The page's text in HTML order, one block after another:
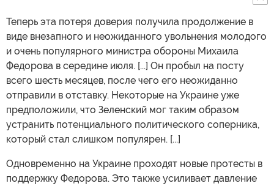
Теперь эта потеря доверия получила продолжение в
виде внезапного и неожиданного увольнения молодого
и очень популярного министра обороны Михаила
Федорова в середине июля. [...] Он пробыл на посту
всего шесть месяцев, после чего его неожиданно
отправили в отставку. Некоторые на Украине уже
предположили, что Зеленский мог таким образом
устранить потенциального политического соперника,
который стал слишком популярен. [...]
Одновременно на Украине проходят новые протесты в
поддержку Федорова. Это также усиливает давление